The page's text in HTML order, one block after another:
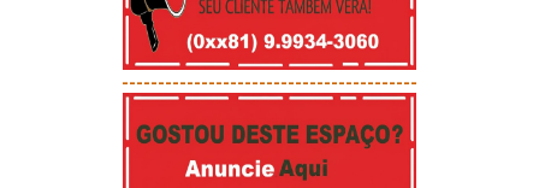
-----------------------------------------